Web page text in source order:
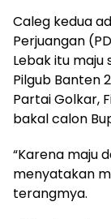
Caleg kedua
Perjuangan
Lebak itu
Pilgub Banten
Partai Golkar,
bakal calon
“Karena maju
menyatakan
terangmya.